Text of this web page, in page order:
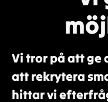
Vi tror på att ge
att rekrytera
hittar vi